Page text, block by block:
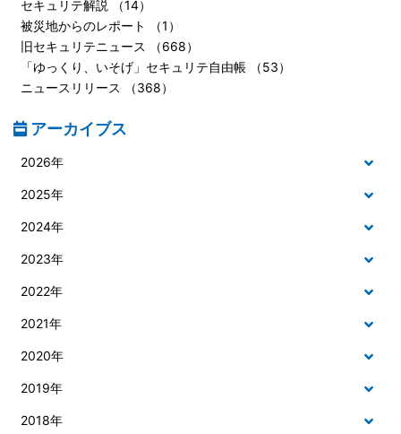
セキュリテ解説 （14）
被災地からのレポート （1）
旧セキュリテニュース （668）
「ゆっくり、いそげ」セキュリテ自由帳 （53）
ニュースリリース （368）
アーカイブス
2026年
2025年
2024年
2023年
2022年
2021年
2020年
2019年
2018年